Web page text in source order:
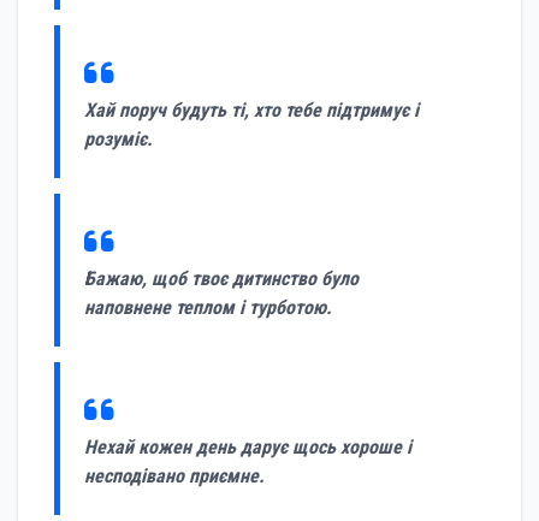
Хай поруч будуть ті, хто тебе підтримує і
розуміє.
Бажаю, щоб твоє дитинство було
наповнене теплом і турботою.
Нехай кожен день дарує щось хороше і
несподівано приємне.